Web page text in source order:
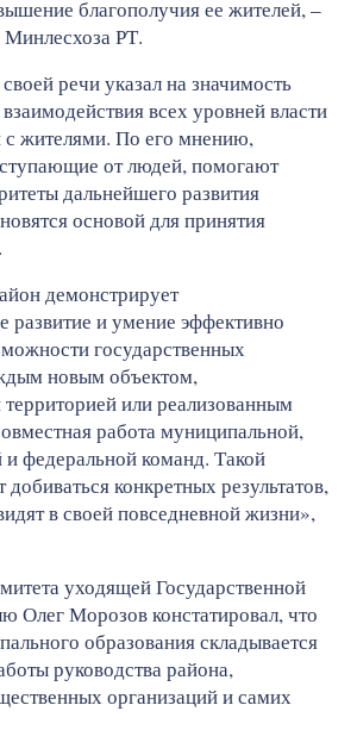
благополучия ее жителей, –
РТ.
речи указал на значимость
всех уровней власти
с жителями. По его мнению,
от людей, помогают
дальнейшего развития
основой для принятия
демонстрирует
развитие и умение эффективно
государственных
новым объектом,
территорией или реализованным
работа муниципальной,
и федеральной команд. Такой
добиваться конкретных результатов,
в своей повседневной жизни»,
уходящей Государственной
Олег Морозов констатировал, что
образования складывается
руководства района,
организаций и самих